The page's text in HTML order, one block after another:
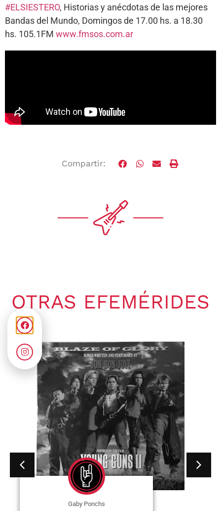
#ELSIESTERO, Historias y anécdotas de las mejores
Bandas del Mundo, Domingos de 17.00 hs. a 18.30
hs. 105.1FM www.fmsos.com.ar
Compartir:
OTRAS EFEMÉRIDES
Gaby Ponchs